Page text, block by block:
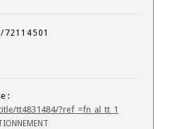
72114501
:
tt4831484/?ref_=fn_al_tt_1